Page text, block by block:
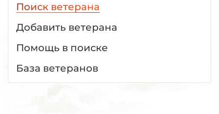
Поиск ветерана
Добавить ветерана
Помощь в поиске
База ветеранов